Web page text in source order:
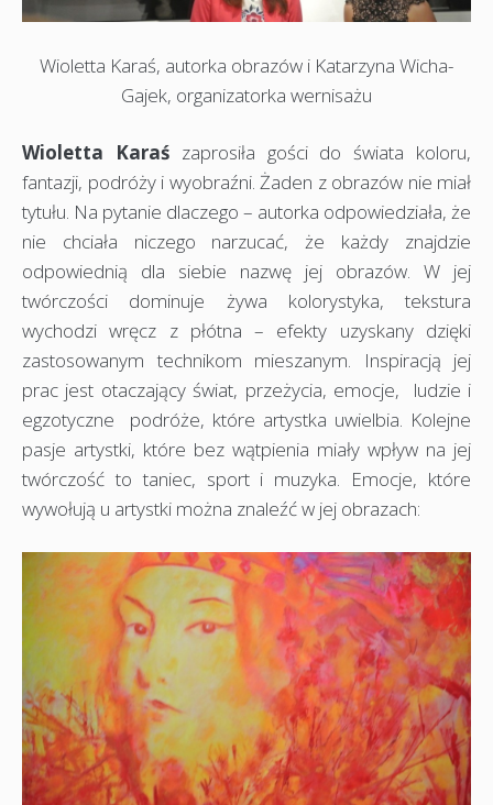
Wioletta Karaś, autorka obrazów i Katarzyna Wicha-
Gajek, organizatorka wernisażu
Wioletta Karaśzaprosiła gości do świata koloru,
fantazji, podróży i wyobraźni. Żaden z obrazów nie miał
tytułu. Na pytanie dlaczego – autorka odpowiedziała, że
nie chciała niczego narzucać, że każdy znajdzie
odpowiednią dla siebie nazwę jej obrazów. W jej
twórczości dominuje żywa kolorystyka, tekstura
wychodzi wręcz z płótna – efekty uzyskany dzięki
zastosowanym technikom mieszanym. Inspiracją jej
prac jest otaczający świat, przeżycia, emocje, ludzie i
egzotyczne podróże, które artystka uwielbia. Kolejne
pasje artystki, które bez wątpienia miały wpływ na jej
twórczość to taniec, sport i muzyka. Emocje, które
wywołują u artystki można znaleźć w jej obrazach: